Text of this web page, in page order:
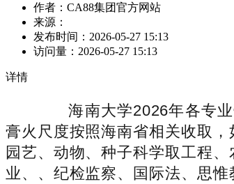
作者：CA88集团官方网站
来源：
发布时间： 2026-05-27 15:13
访问量： 2026-05-27 15:13
详情
海南大学2026年各专业
膏火尺度按照海南省相关收取
园艺、动物、种子科学取工程
业、、纪检监察、国际法、思